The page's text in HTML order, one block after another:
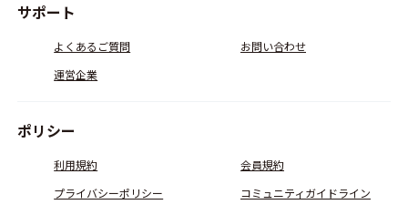
サポート
よくあるご質問
お問い合わせ
運営企業
ポリシー
利用規約
会員規約
プライバシーポリシー
コミュニティガイドライン